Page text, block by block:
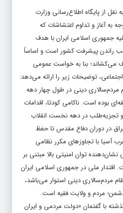
نقل از پایگاه اطلاع‌رسانی وزارت
به آغاز و تداوم اغتشاشات که
جمهوری اسلامی ایران با هدف
راندن پیشرفت کشور است و اساساً
می‌کشاند؛ بنا به خواست عمومی
توضیحات زیر را ارائه می­‌دهد:
مردم‌سالاری دینی در طول چهار دهه
بوده است. ناکامی کودتا، اقدامات
تجزیه‌طلب در دهه نخست انقلاب
در دوران دفاع مقدس تا حفظ
آسیا با تجاوزهای مکرر نظامی
توان امنیتی بالا مبتنی بر
اقتدار ملی در جمهوری اسلامی ایران
مردم‌سالاری دینی استوار می‌­باشد،
مردم و ولایت فقیه است.
با گفتمان «دولت مردمی و ایران